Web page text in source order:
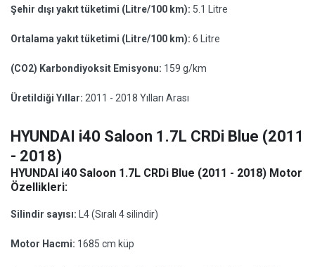
Şehir dışı yakıt tüketimi (Litre/100 km): 5.1 Litre
Ortalama yakıt tüketimi (Litre/100 km): 6 Litre
(CO2) Karbondiyoksit Emisyonu: 159 g/km
Üretildiği Yıllar: 2011 - 2018 Yılları Arası
HYUNDAI i40 Saloon 1.7L CRDi Blue (2011
- 2018)
HYUNDAI i40 Saloon 1.7L CRDi Blue (2011 - 2018) Motor
Özellikleri:
Silindir sayısı: L4 (Sıralı 4 silindir)
Motor Hacmi: 1685 cm küp